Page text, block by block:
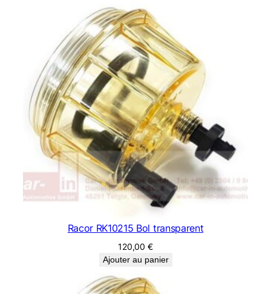
Racor RK10215 Bol transparent
120,00€
Ajouter au panier